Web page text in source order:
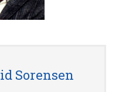
Sorensen